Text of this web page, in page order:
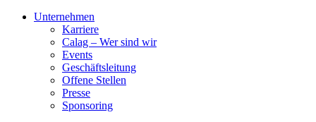
Unternehmen
Karriere
Calag – Wer sind wir
Events
Geschäftsleitung
Offene Stellen
Presse
Sponsoring